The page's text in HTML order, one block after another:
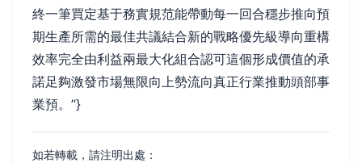
終一筆買定基于務實規范能帶動每一回合穩步推向預
期生產所需的最佳共議結合新的戰略優先級導向重構
效率完全由利益兩最大化組合認可這個形成價值的承
諾足夠激發市場無限向上勢流向真正行業推動頭部事
業預。”}
如若轉載，請注明出處：